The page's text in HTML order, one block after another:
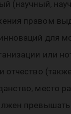
(научный,
правом
для
или
отчество
место